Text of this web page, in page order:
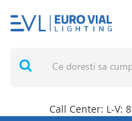
Call Center: L-V: 8